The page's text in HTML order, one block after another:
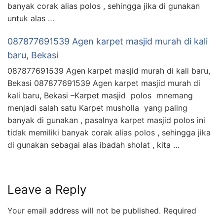
banyak corak alias polos , sehingga jika di gunakan
untuk alas …
087877691539 Agen karpet masjid murah di kali
baru, Bekasi
087877691539 Agen karpet masjid murah di kali baru,
Bekasi 087877691539 Agen karpet masjid murah di
kali baru, Bekasi –Karpet masjid polos mnemang
menjadi salah satu Karpet musholla yang paling
banyak di gunakan , pasalnya karpet masjid polos ini
tidak memiliki banyak corak alias polos , sehingga jika
di gunakan sebagai alas ibadah sholat , kita …
Leave a Reply
Your email address will not be published. Required